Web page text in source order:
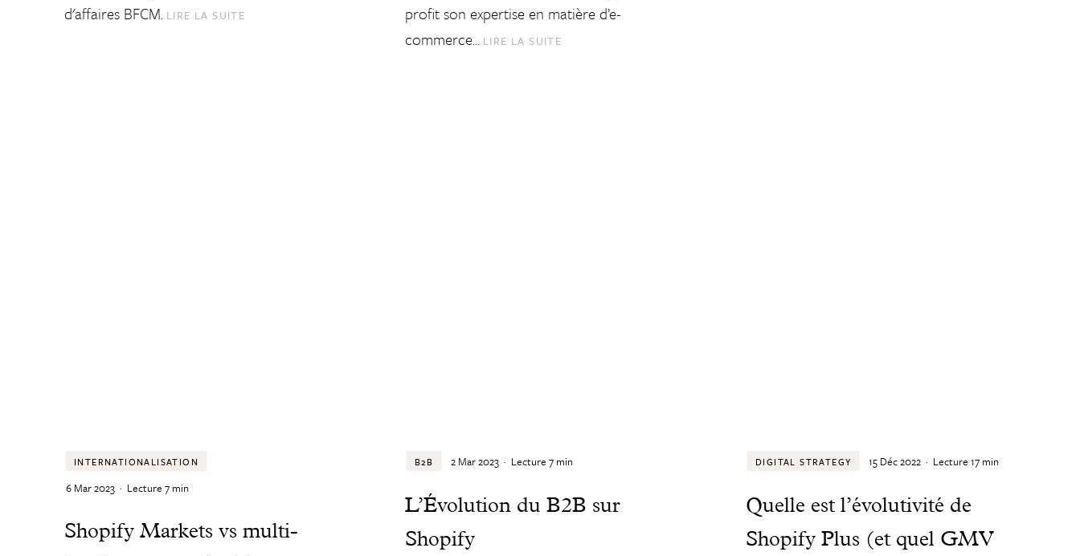
d'affaires BFCM. LIRE LA SUITE
profit son expertise en matière d’e-
commerce… LIRE LA SUITE
INTERNATIONALISATION
6 Mar 2023 · Lecture 7 min
Shopify Markets vs multi-
B2B 2 Mar 2023 · Lecture7 min
L’Évolution du B2B sur
Shopify
DIGITAL STRATEGY 15 Déc 2022 · Lecture17 min
Quelle est l’évolutivité de
Shopify Plus (et quel GMV